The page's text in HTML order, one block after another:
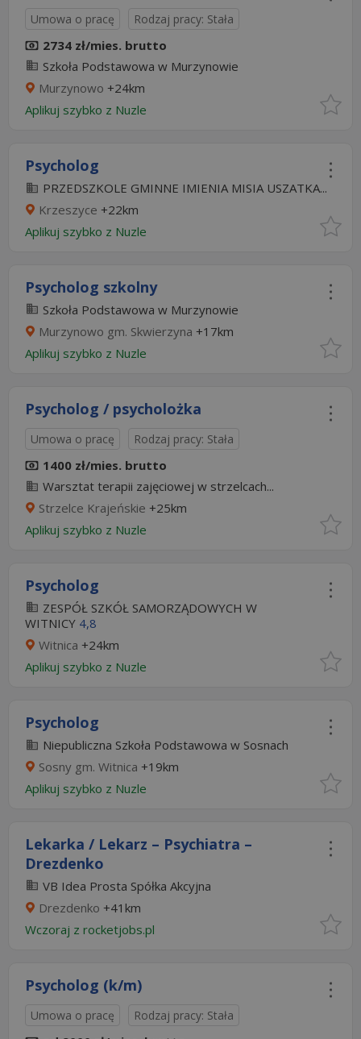
Umowa o pracę Rodzaj pracy: Stała
2734 zł/mies. brutto
Szkoła Podstawowa w Murzynowie
Murzynowo +24km
Aplikuj szybko z Nuzle
Psycholog
PRZEDSZKOLE GMINNE IMIENIA MISIA USZATKA...
Krzeszyce +22km
Aplikuj szybko z Nuzle
Psycholog szkolny
Szkoła Podstawowa w Murzynowie
Murzynowo gm. Skwierzyna +17km
Aplikuj szybko z Nuzle
Psycholog / psycholożka
Umowa o pracę Rodzaj pracy: Stała
1400 zł/mies. brutto
Warsztat terapii zajęciowej w strzelcach...
Strzelce Krajeńskie +25km
Aplikuj szybko z Nuzle
Psycholog
ZESPÓŁ SZKÓŁ SAMORZĄDOWYCH W
WITNICY 4,8
Witnica +24km
Aplikuj szybko z Nuzle
Psycholog
Niepubliczna Szkoła Podstawowa w Sosnach
Sosny gm. Witnica +19km
Aplikuj szybko z Nuzle
Lekarka / Lekarz – Psychiatra –
Drezdenko
VB Idea Prosta Spółka Akcyjna
Drezdenko +41km
Wczoraj z rocketjobs.pl
Psycholog (k/m)
Umowa o pracę Rodzaj pracy: Stała